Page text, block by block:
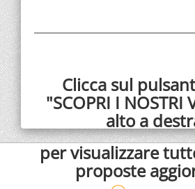
Clicca sul
"SCOPRI I NOSTRI
alto a
per visualizzare
proposte